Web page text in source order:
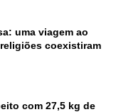
uma viagem ao
coexistiram
com 27,5 kg de